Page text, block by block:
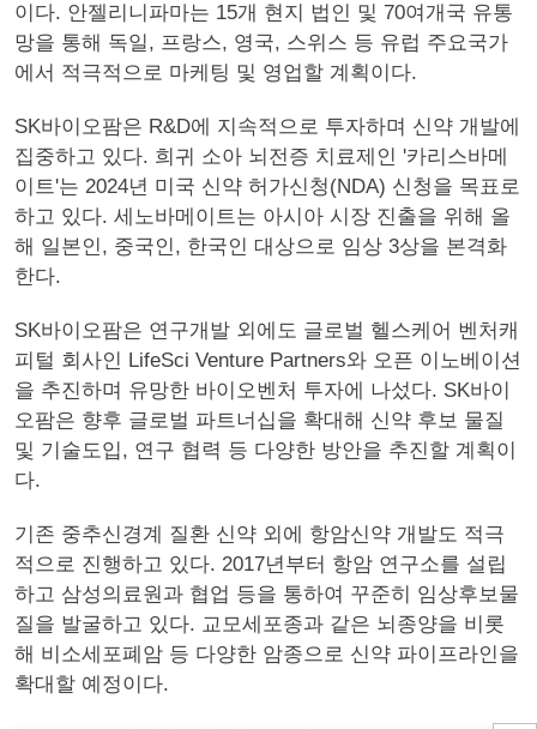
이다. 안젤리니파마는 15개 현지 법인 및 70여개국 유통
망을 통해 독일, 프랑스, 영국, 스위스 등 유럽 주요국가
에서 적극적으로 마케팅 및 영업할 계획이다.
SK바이오팜은 R&D에 지속적으로 투자하며 신약 개발에
집중하고 있다. 희귀 소아 뇌전증 치료제인 '카리스바메
이트'는 2024년 미국 신약 허가신청(NDA) 신청을 목표로
하고 있다. 세노바메이트는 아시아 시장 진출을 위해 올
해 일본인, 중국인, 한국인 대상으로 임상 3상을 본격화
한다.
SK바이오팜은 연구개발 외에도 글로벌 헬스케어 벤처캐
피털 회사인 LifeSci Venture Partners와 오픈 이노베이션
을 추진하며 유망한 바이오벤처 투자에 나섰다. SK바이
오팜은 향후 글로벌 파트너십을 확대해 신약 후보 물질
및 기술도입, 연구 협력 등 다양한 방안을 추진할 계획이
다.
기존 중추신경계 질환 신약 외에 항암신약 개발도 적극
적으로 진행하고 있다. 2017년부터 항암 연구소를 설립
하고 삼성의료원과 협업 등을 통하여 꾸준히 임상후보물
질을 발굴하고 있다. 교모세포종과 같은 뇌종양을 비롯
해 비소세포폐암 등 다양한 암종으로 신약 파이프라인을
확대할 예정이다.